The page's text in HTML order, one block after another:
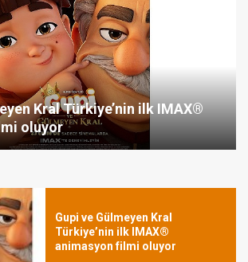
Kral Türkiye’nin ilk IMAX®
oluyor
VakıfBank’ın aktif büyüklüğü
yıllık bazda yüzde 28 artışla 5,8
trilyon TL’yi aştı
Gupi ve Gülmeyen Kral
Türkiye’nin ilk IMAX®
animasyon filmi oluyor